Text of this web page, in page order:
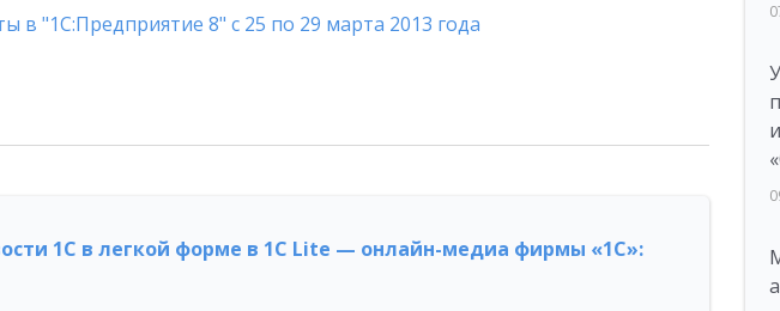
в "1С:Предприятие 8" с 25 по 29 марта 2013 года
1С в легкой форме в 1С Lite — онлайн-медиа фирмы «1С»: